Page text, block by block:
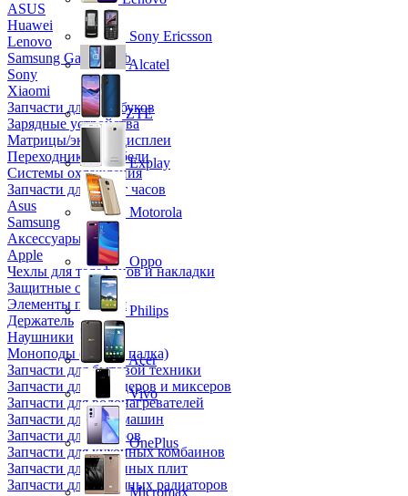
ASUS
Huawei
Lenovo
Samsung Galaxy Tab
Sony
Xiaomi
Запчасти для ноутбуков
Зарядные устройства
Матрицы/экраны/дисплеи
Переходники и кабели
Системы охлаждения
Запчасти для смарт часов
Asus
Samsung
Аксессуары
Apple
Чехлы для телефонов и накладки
Защитные стекла
Элементы питания
Держатель
Наушники
Моноподы (Селфи палка)
Запчасти для бытовой техники
Запчасти для блендеров и миксеров
Запчасти для водонагревателей
Запчасти для кофемашин
Запчасти для кулеров
Запчасти для кухонных комбаинов
Запчасти для кухонных плит
Запчасти для масляных радиаторов
Sony Ericsson
Alcatel
ZTE
Explay
Motorola
Oppo
Philips
Acer
Vivo
OnePlus
Micromax